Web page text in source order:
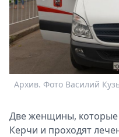
О
Metro
Стримы
Спецпроекты
Звезды
Выборы
Metro
Архив. Фото Василий
Две женщины, которые
Керчи и проходят